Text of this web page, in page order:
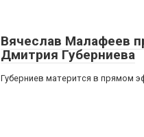
Вячеслав Малафеев
Дмитрия Губерниева
Губерниев матерится в прямом